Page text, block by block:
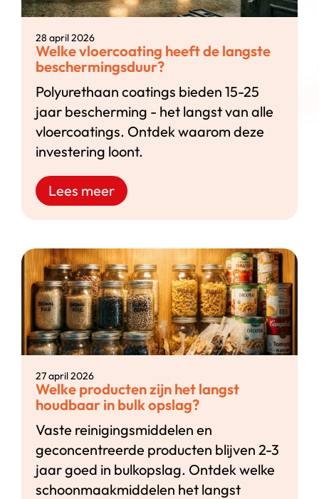
28 april 2026
Welke vloercoating heeft de langste
beschermingsduur?
Polyurethaan coatings bieden 15-25
jaar bescherming - het langst van alle
vloercoatings. Ontdek waarom deze
investering loont.
Lees meer
27 april 2026
Welke producten zijn het langst
houdbaar in bulk opslag?
Vaste reinigingsmiddelen en
geconcentreerde producten blijven 2-3
jaar goed in bulkopslag. Ontdek welke
schoonmaakmiddelen het langst